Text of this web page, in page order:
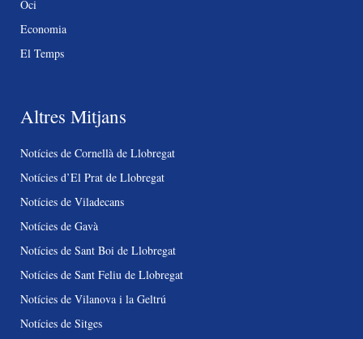
Oci
Economia
El Temps
Altres Mitjans
Notícies de Cornellà de Llobregat
Notícies d’El Prat de Llobregat
Notícies de Viladecans
Notícies de Gavà
Notícies de Sant Boi de Llobregat
Notícies de Sant Feliu de Llobregat
Notícies de Vilanova i la Geltrú
Notícies de Sitges